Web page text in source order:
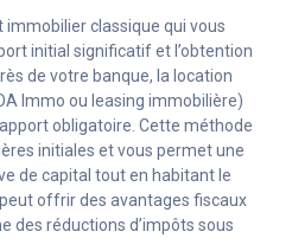
immobilier classique qui vous
initial significatif et l’obtention
de votre banque, la location
Immo ou leasing immobilière)
obligatoire. Cette méthode
initiales et vous permet une
de capital tout en habitant le
offrir des avantages fiscaux
des réductions d’impôts sous